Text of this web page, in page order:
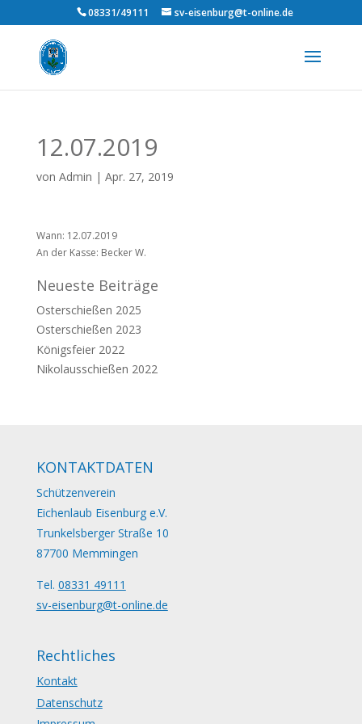
08331/49111 sv-eisenburg@t-online.de
12.07.2019
von Admin | Apr. 27, 2019
Wann: 12.07.2019
An der Kasse: Becker W.
Neueste Beiträge
Osterschießen 2025
Osterschießen 2023
Königsfeier 2022
Nikolausschießen 2022
KONTAKTDATEN
Schützenverein
Eichenlaub Eisenburg e.V.
Trunkelsberger Straße 10
87700 Memmingen
Tel. 08331 49111
sv-eisenburg@t-online.de
Rechtliches
Kontakt
Datenschutz